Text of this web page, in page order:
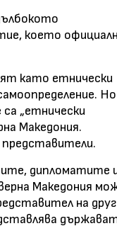
което
като етнически
Но
„етнически
Македония.
дипломатите
Македония
на